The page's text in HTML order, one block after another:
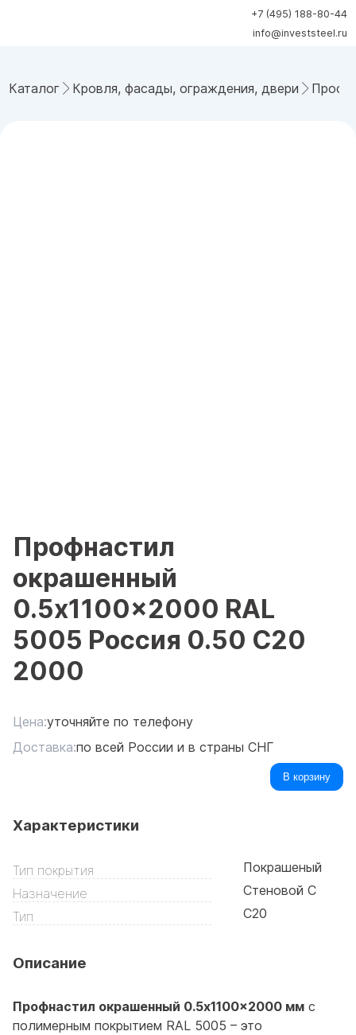
+7 (495) 188-80-44
info@investsteel.ru
Каталог Кровля, фасады, ограждения, двери
Профнастил
окрашенный
0.5x1100x2000 RAL
5005 Россия 0.50 С20
2000
Цена:уточняйте по телефону
Доставка:по всей России и в страны СНГ
В корзину
Характеристики
Тип покрытия
Покрашеный
Назначение
Стеновой С
Тип
C20
Описание
Профнастил окрашенный 0.5x1100x2000 мм с
полимерным покрытием RAL 5005 – это